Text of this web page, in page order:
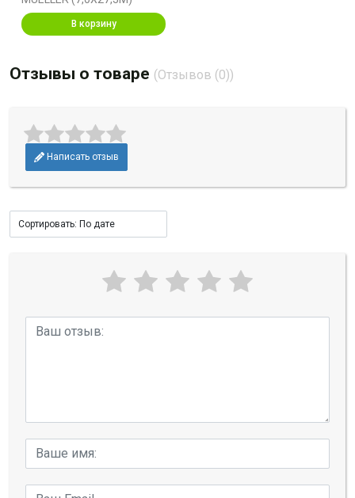
В корзину
Отзывы о товаре (Отзывов (0))
Написать отзыв